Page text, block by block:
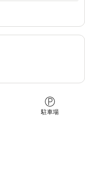
駐車場